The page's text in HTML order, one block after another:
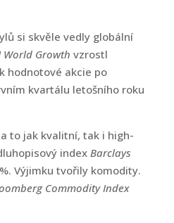
si skvěle vedly globální
World Growth vzrostl
hodnotové akcie po
kvartálu letošního roku
to jak kvalitní, tak i high-
index Barclays
Výjimku tvořily komodity.
Commodity Index